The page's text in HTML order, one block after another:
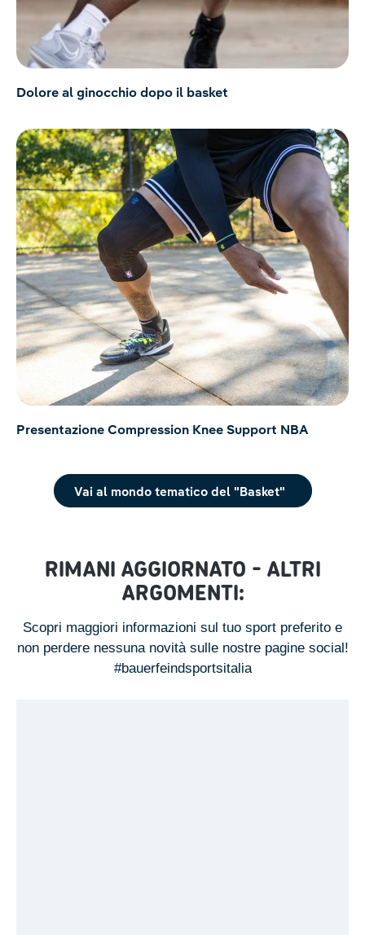
Dolore al ginocchio dopo il basket
Presentazione Compression Knee Support NBA
Vai al mondo tematico del "Basket"
RIMANI AGGIORNATO - ALTRI
ARGOMENTI:
Scopri maggiori informazioni sul tuo sport preferito e
non perdere nessuna novità sulle nostre pagine social!
#bauerfeindsportsitalia